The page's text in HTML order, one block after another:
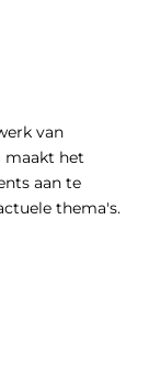
van
maakt het
aan te
thema's.